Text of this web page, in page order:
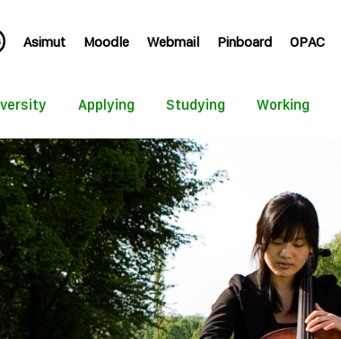
Asimut Moodle Webmail Pinboard OPAC
Applying Studying Working